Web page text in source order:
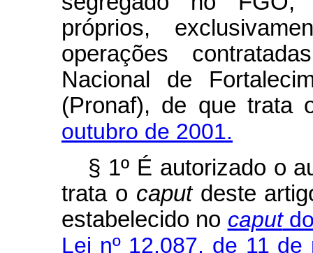
próprios,
operações
Nacional de
(Pronaf), de que trata
outubro de 2001.
§ 1º É autorizado o
trata o caputdeste
estabelecido no caput
Lei nº 12.087, de 11